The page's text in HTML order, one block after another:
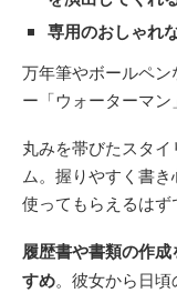
専用のおしゃれ
万年筆やボールペ
ー「ウォーターマン
丸みを帯びたスタ
ム。握りやすく書
使ってもらえるはず
履歴書や書類の作
すめ。彼女から日